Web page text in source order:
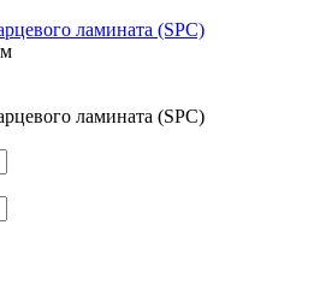
ламината (SPC)
ламината (SPC)